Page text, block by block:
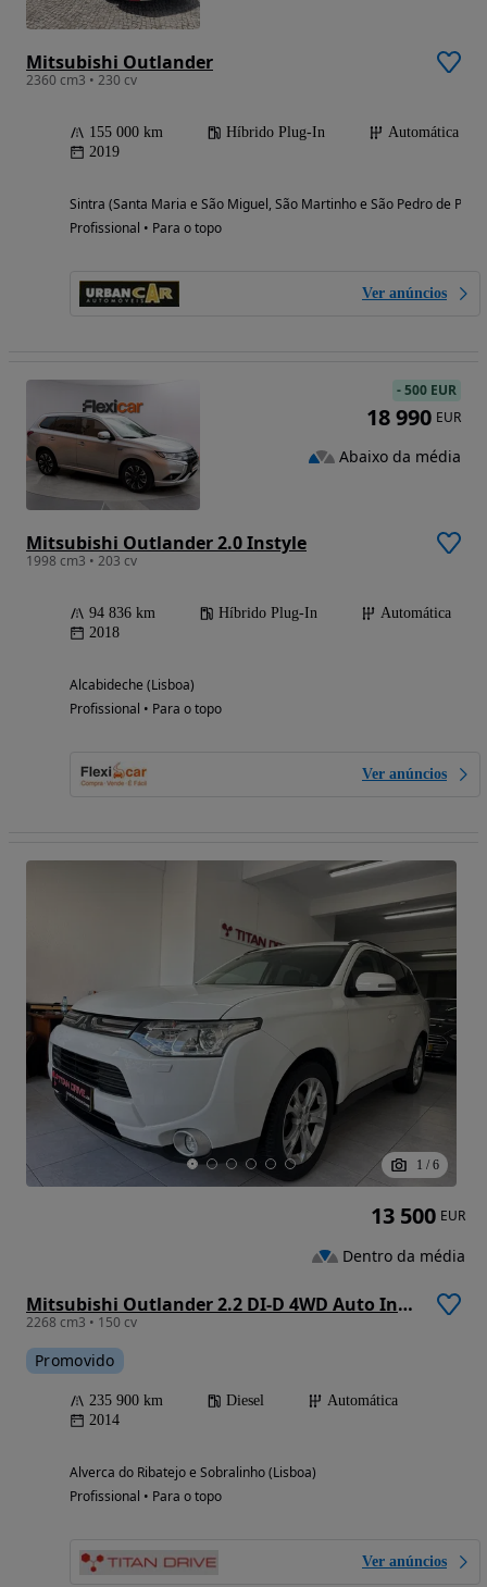
Mitsubishi Outlander
2360 cm3 • 230 cv
155 000 km Híbrido Plug-In
Automática
2019
Sintra (Santa Maria e São Miguel, São Martinho e São Pedro de
Profissional • Para o topo
Ver anúncios
Mitsubishi Outlander 2.0 Instyle
1998 cm3 • 203 cv
94 836 km Híbrido Plug-In
Automática
2018
Alcabideche (Lisboa)
Profissional • Para o topo
Ver anúncios
-500 EUR
18 990 EUR
Abaixo da média
1 / 6
Mitsubishi Outlander 2.2 DI-D 4WD Auto Instyle
2268 cm3 • 150 cv
Promovido
235 900 km Diesel
Automática
2014
Alverca do Ribatejo e Sobralinho (Lisboa)
Profissional • Para o topo
Ver anúncios
13 500 EUR
Dentro da média